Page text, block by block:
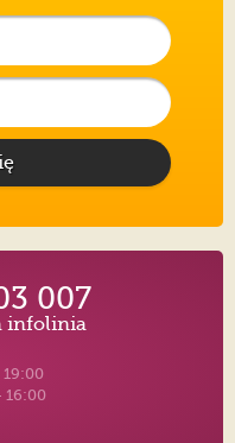
007
infolinia
16:00